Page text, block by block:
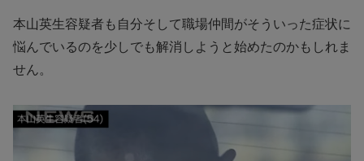
本山英生容疑者も自分そして職場仲間がそういった症状に
悩んでいるのを少しでも解消しようと始めたのかもしれま
せん。